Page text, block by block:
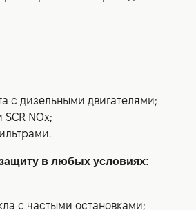
с дизельными двигателями;
NOx;
в любых условиях:
с частыми остановками;